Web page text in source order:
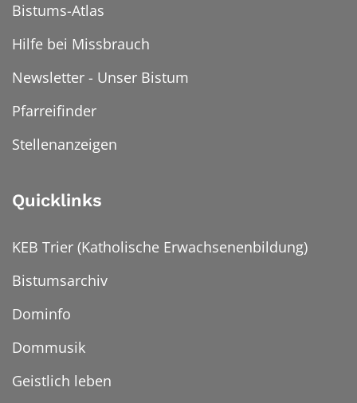
Bistums-Atlas
Hilfe bei Missbrauch
Newsletter - Unser Bistum
Pfarreifinder
Stellenanzeigen
Quicklinks
KEB Trier (Katholische Erwachsenenbildung)
Bistumsarchiv
Dominfo
Dommusik
Geistlich leben